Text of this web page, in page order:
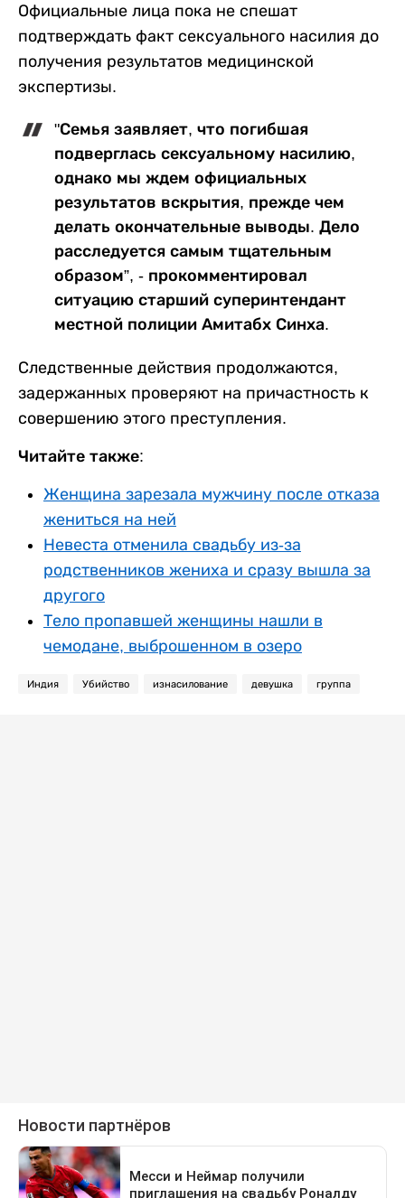
Официальные лица пока не спешат
подтверждать факт сексуального насилия до
получения результатов медицинской
экспертизы.
"Семья заявляет, что погибшая
подверглась сексуальному насилию,
однако мы ждем официальных
результатов вскрытия, прежде чем
делать окончательные выводы. Дело
расследуется самым тщательным
образом”, - прокомментировал
ситуацию старший суперинтендант
местной полиции Амитабх Синха.
Следственные действия продолжаются,
задержанных проверяют на причастность к
совершению этого преступления.
Читайте также:
Женщина зарезала мужчину после отказа
жениться на ней
Невеста отменила свадьбу из-за
родственников жениха и сразу вышла за
другого
Тело пропавшей женщины нашли в
чемодане, выброшенном в озеро
Индия Убийство изнасилование девушка группа